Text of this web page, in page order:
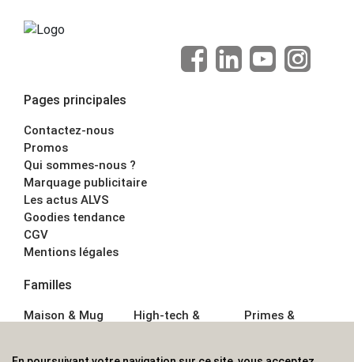
Pages principales
Contactez-nous
Promos
Qui sommes-nous ?
Marquage publicitaire
Les actus ALVS
Goodies tendance
CGV
Mentions légales
Familles
Maison & Mug
High-tech &
Primes &